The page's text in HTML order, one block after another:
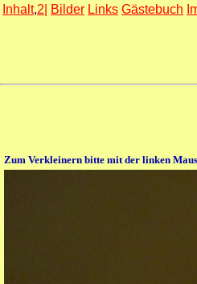
Inhalt,2| Bilder Links Gästebuch
Zum Verkleinern bitte mit der linken